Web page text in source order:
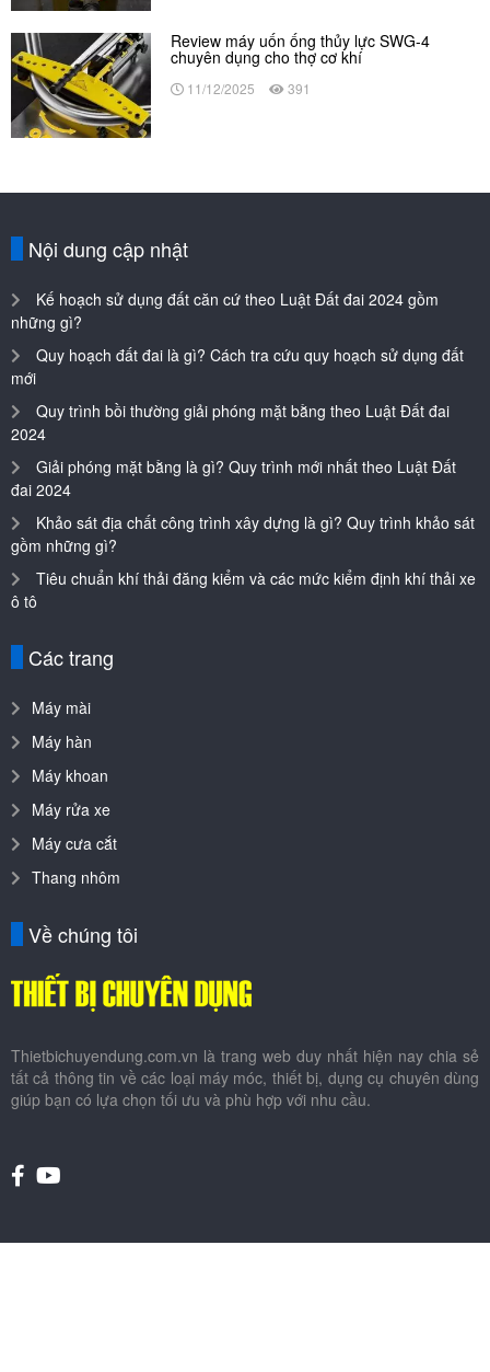
Review máy uốn ống thủy lực SWG-4
chuyên dụng cho thợ cơ khí
11/12/2025 391
Nội dung cập nhật
Kế hoạch sử dụng đất căn cứ theo Luật Đất đai 2024 gồm
những gì?
Quy hoạch đất đai là gì? Cách tra cứu quy hoạch sử dụng đất
mới
Quy trình bồi thường giải phóng mặt bằng theo Luật Đất đai
2024
Giải phóng mặt bằng là gì? Quy trình mới nhất theo Luật Đất
đai 2024
Khảo sát địa chất công trình xây dựng là gì? Quy trình khảo sát
gồm những gì?
Tiêu chuẩn khí thải đăng kiểm và các mức kiểm định khí thải xe
ô tô
Các trang
Máy mài
Máy hàn
Máy khoan
Máy rửa xe
Máy cưa cắt
Thang nhôm
Về chúng tôi
Thietbichuyendung.com.vn là trang web duy nhất hiện nay chia sẻ
tất cả thông tin về các loại máy móc, thiết bị, dụng cụ chuyên dùng
giúp bạn có lựa chọn tối ưu và phù hợp với nhu cầu.